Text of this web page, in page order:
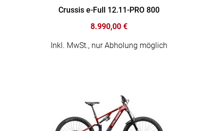
Crussis e-Full 12.11-PRO 800
8.990,00 €
Inkl. MwSt., nur Abholung möglich